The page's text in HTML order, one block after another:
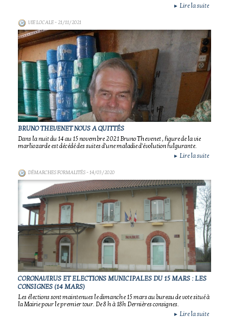
► Lire la suite
VIE LOCALE- 21/11/2021
BRUNO THEVENET NOUS A QUITTÉS
Dans la nuit du 14 au 15 novembre 2021 Bruno Thevenet , figure de la vie
marliozarde est décédé des suites d'une maladie d'évolution fulgurante.
► Lire la suite
DÉMARCHES FORMALITÉS- 14/03/2020
CORONAVIRUS ET ELECTIONS MUNICIPALES DU 15 MARS : LES
CONSIGNES (14 MARS)
Les élections sont maintenues le dimanche 15 mars au bureau de vote situé à
la Mairie pour le premier tour. De 8 h à 18h Dernières consignes.
► Lire la suite